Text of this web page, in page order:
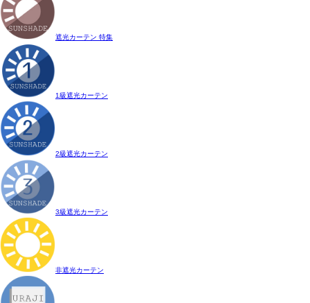
遮光カーテン 特集
1級遮光カーテン
2級遮光カーテン
3級遮光カーテン
非遮光カーテン